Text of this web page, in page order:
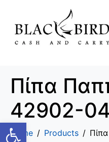
Ανοίξτε τη γραμμή εργαλείων
Πίπα
42902-
Home Products